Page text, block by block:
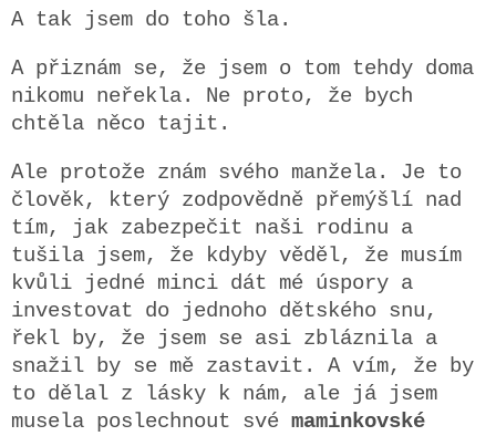
A tak jsem do toho šla.
A přiznám se, že jsem o tom tehdy doma
nikomu neřekla. Ne proto, že bych
chtěla něco tajit.
Ale protože znám svého manžela. Je to
člověk, který zodpovědně přemýšlí nad
tím, jak zabezpečit naši rodinu a
tušila jsem, že kdyby věděl, že musím
kvůli jedné minci dát mé úspory a
investovat do jednoho dětského snu,
řekl by, že jsem se asi zbláznila a
snažil by se mě zastavit. A vím, že by
to dělal z lásky k nám, ale já jsem
musela poslechnout své maminkovské